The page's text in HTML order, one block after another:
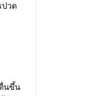
ปวด
นขึ้น